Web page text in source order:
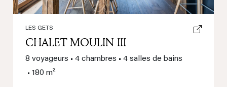
LES GETS
CHALET MOULIN III
8 voyageurs • 4 chambres • 4 salles de bains
• 180 m²